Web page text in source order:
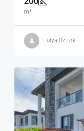
m²
Fulya Öztürk